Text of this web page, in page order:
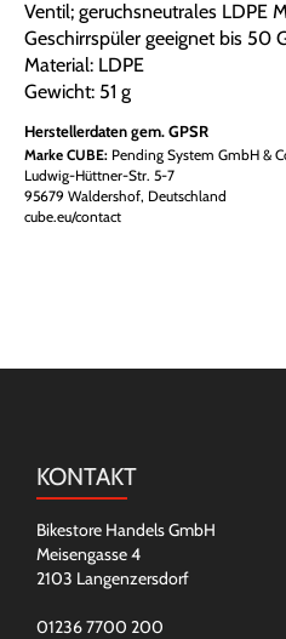
Ventil; geruchsneutrales LDPE
Geschirrspüler geeignet bis 50
Material: LDPE
Gewicht: 51 g
Herstellerdaten gem. GPSR
Marke CUBE: Pending System GmbH &
Ludwig-Hüttner-Str. 5-7
95679 Waldershof, Deutschland
cube.eu/contact
KONTAKT
Bikestore Handels GmbH
Meisengasse 4
2103 Langenzersdorf
01236 7700 200